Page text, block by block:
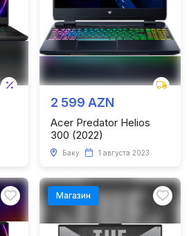
2 599 AZN
Acer Predator Helios
300 (2022)
Баку 1 августа 2023
Магазин